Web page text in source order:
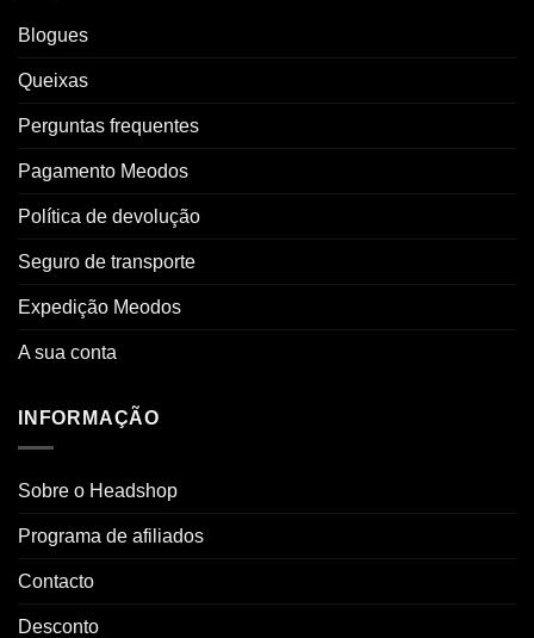
Blogues
Queixas
Perguntas frequentes
Pagamento Meodos
Política de devolução
Seguro de transporte
Expedição Meodos
A sua conta
INFORMAÇÃO
Sobre o Headshop
Programa de afiliados
Contacto
Desconto